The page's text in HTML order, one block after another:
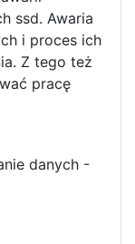
ssd. Awaria
i proces ich
Z tego też
pracę
danych -